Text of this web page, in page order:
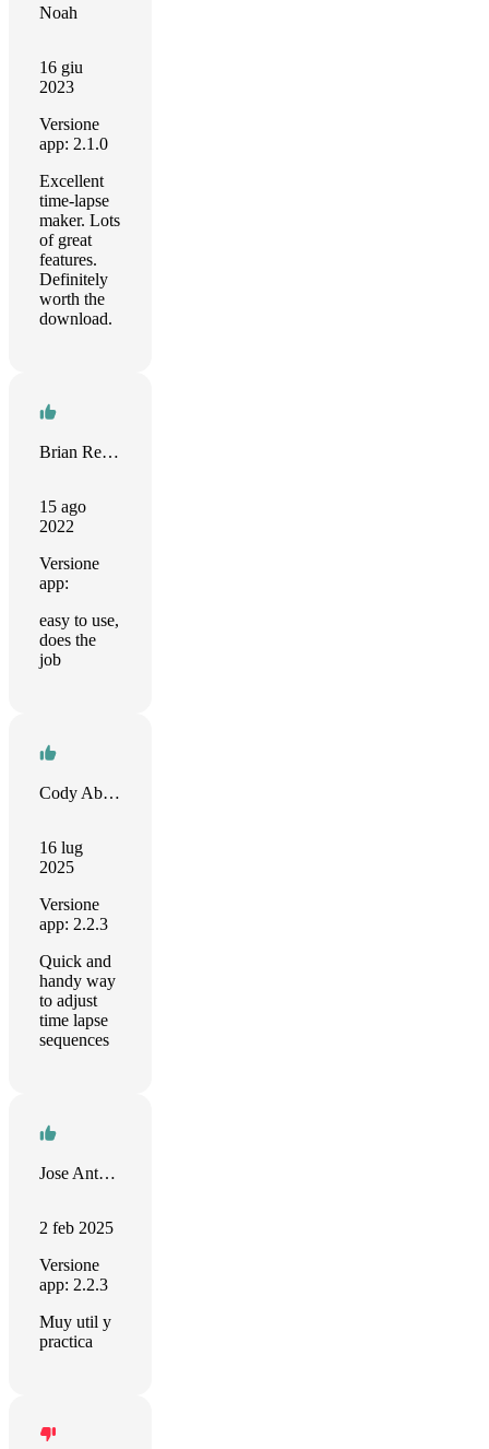
Noah
16 giu
2023
Versione
app: 2.1.0
Excellent
time-lapse
maker. Lots
of great
features.
Definitely
worth the
download.
Brian Reilly
15 ago
2022
Versione
app:
easy to use,
does the
job
Cody Abram
16 lug
2025
Versione
app: 2.2.3
Quick and
handy way
to adjust
time lapse
sequences
Jose Antonio Triviño Sanchez
2 feb 2025
Versione
app: 2.2.3
Muy util y
practica